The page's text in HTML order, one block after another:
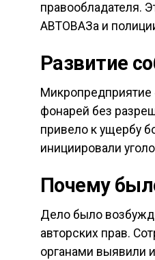
правообладателя.
АВТОВАЗа и
Развитие
Микропредприятие
фонарей без
привело к ущербу
инициировали
Почему
Дело было
авторских прав.
органами выявили